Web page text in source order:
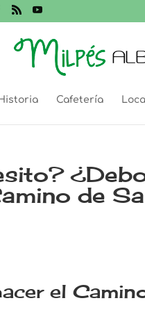
Cafetería
de
el